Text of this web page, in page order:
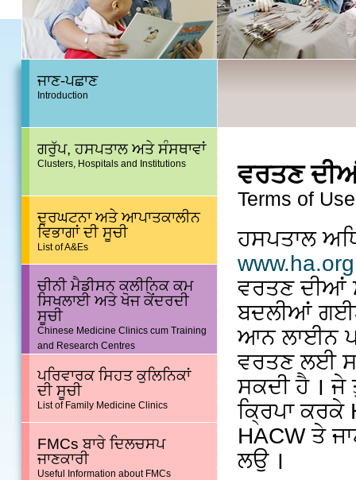
ਜਾਣ-ਪਛਾਣ
Introduction
ਗਰੁੱਪ, ਹਸਪਤਾਲ ਅਤੇ ਸੰਸਥਾਵਾਂ
Clusters, Hospitals and Institutions
ਦੁਰਘਟਨਾ ਅਤੇ ਆਪਾਤਕਾਲੀਨ
ਵਿਭਾਗਾਂ ਦੀ ਸੂਚੀ
List of A&Es
ਚੀਨੀ ਮੈਡੀਸਨ ਕਲੀਨਿਕ ਕਮ
ਸਿਖਲਾਈ ਅਤੇ ਖੋਜ ਕੇਂਦਰਦੀ
ਸੂਚੀ
Chinese Medicine Clinics cum Training
and Research Centres
ਪਰਿਵਾਰਕ ਸਿਹਤ ਕੁਲਿਨਿਕਾਂ
ਦੀ ਸੂਚੀ
List of Family Medicine Clinics
FMCs ਬਾਰੇ ਦਿਲਚਸਪ
ਜਾਣਕਾਰੀ
Useful Information about FMCs
ਵਰਤਣ
Terms of Use
ਹਸਪਤਾਲ
ਵਰਤਣ ਦੀਆਂ
ਬਦਲੀਆਂ
ਆਨ ਲਾਈਨ
ਵਰਤਣ ਲਈ
ਸਕਦੀ ਹੈ । ਜੇ
ਕ੍ਰਿਪਾ ਕਰਕੇ
HACW ਤੇ
ਲਉ ।